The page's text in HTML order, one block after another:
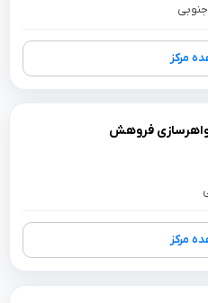
مرکز
فروهش
مرکز